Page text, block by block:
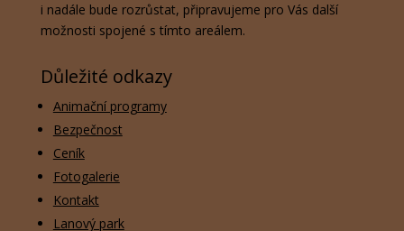
i nadále bude rozrůstat, připravujeme pro Vás další
možnosti spojené s tímto areálem.
Důležité odkazy
Animační programy
Bezpečnost
Ceník
Fotogalerie
Kontakt
Lanový park